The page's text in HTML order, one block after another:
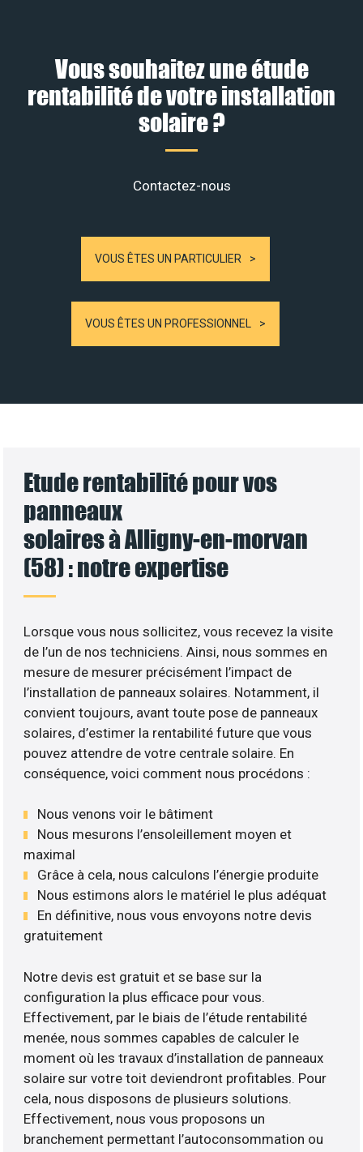
Vous souhaitez une étude
rentabilité de votre installation
solaire ?
Contactez-nous
VOUS ÊTES UN PARTICULIER
VOUS ÊTES UN PROFESSIONNEL
Etude rentabilité pour vos
panneaux
solaires à Alligny-en-morvan
(58) : notre expertise
Lorsque vous nous sollicitez, vous recevez la visite
de l’un de nos techniciens. Ainsi, nous sommes en
mesure de mesurer précisément l’impact de
l’installation de panneaux solaires. Notamment, il
convient toujours, avant toute pose de panneaux
solaires, d’estimer la rentabilité future que vous
pouvez attendre de votre centrale solaire. En
conséquence, voici comment nous procédons :
Nous venons voir le bâtiment
Nous mesurons l’ensoleillement moyen et
maximal
Grâce à cela, nous calculons l’énergie produite
Nous estimons alors le matériel le plus adéquat
En définitive, nous vous envoyons notre devis
gratuitement
Notre devis est gratuit et se base sur la
configuration la plus efficace pour vous.
Effectivement, par le biais de l’étude rentabilité
menée, nous sommes capables de calculer le
moment où les travaux d’installation de panneaux
solaire sur votre toit deviendront profitables. Pour
cela, nous disposons de plusieurs solutions.
Effectivement, nous vous proposons un
branchement permettant l’autoconsommation ou